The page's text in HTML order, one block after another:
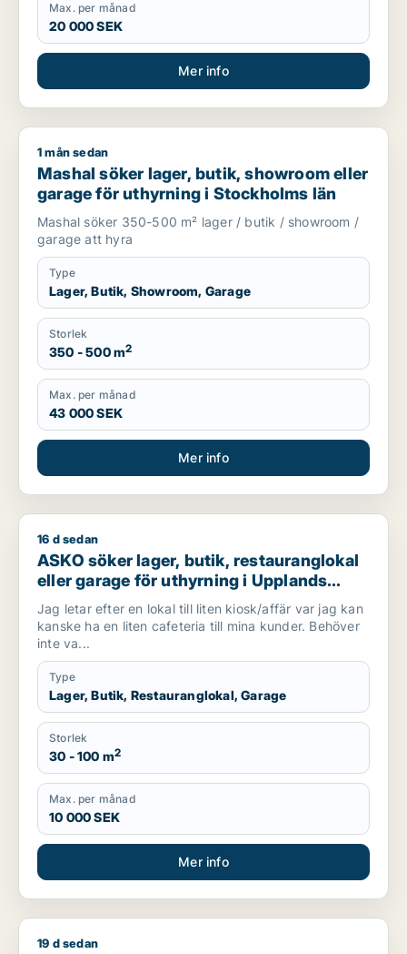
Max. per månad
20 000 SEK
Mer info
Mashal söker lager, butik, showroom eller garage för
1 mån sedan
Mashal söker lager, butik, showroom eller
garage för uthyrning i Stockholms län
Mashal söker 350-500 m² lager / butik / showroom /
garage att hyra
Type
Lager, Butik, Showroom, Garage
Storlek
350 - 500 m2
Max. per månad
43 000 SEK
Mer info
ASKO söker lager, butik, restauranglokal eller garage för
16 d sedan
ASKO söker lager, butik, restauranglokal
eller garage för uthyrning i Upplands
Väsby, Vallentuna eller Järfälla m.fl.
Jag letar efter en lokal till liten kiosk/affär var jag kan
kanske ha en liten cafeteria till mina kunder. Behöver
inte va...
Type
Lager, Butik, Restauranglokal, Garage
Storlek
30 - 100 m2
Max. per månad
10 000 SEK
Mer info
Anas söker lager, industrilokal eller garage för uthyrning i
19 d sedan